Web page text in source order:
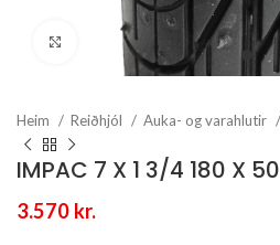
Stækka mynd
Heim Reiðhjól Auka- og varahlutir
IMPAC 7 X 1 3/4 180 X 50
3.570 kr.